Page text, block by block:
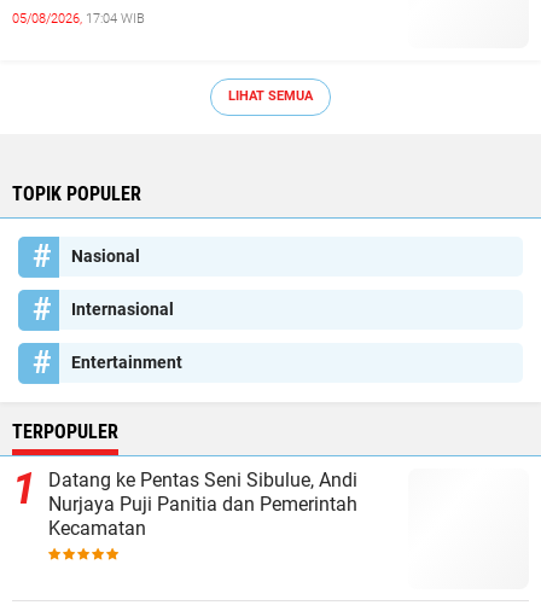
05/08/2026, 17:04 WIB
LIHAT SEMUA
TOPIK POPULER
Nasional
Internasional
Entertainment
TERPOPULER
Datang ke Pentas Seni Sibulue, Andi
Nurjaya Puji Panitia dan Pemerintah
Kecamatan